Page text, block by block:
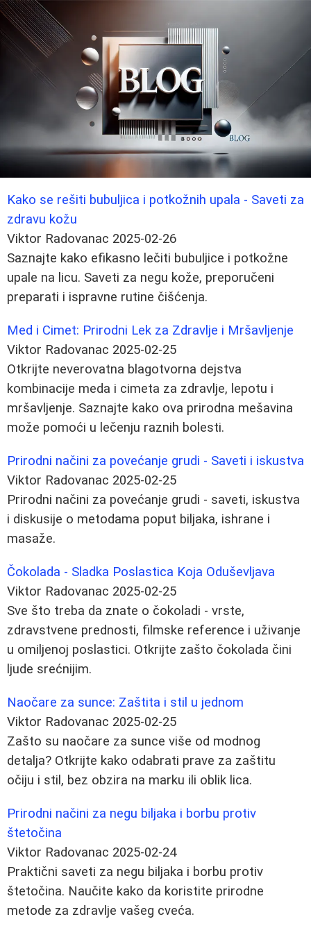
Kako se rešiti bubuljica i potkožnih upala - Saveti za
zdravu kožu
Viktor Radovanac 2025-02-26
Saznajte kako efikasno lečiti bubuljice i potkožne
upale na licu. Saveti za negu kože, preporučeni
preparati i ispravne rutine čišćenja.
Med i Cimet: Prirodni Lek za Zdravlje i Mršavljenje
Viktor Radovanac 2025-02-25
Otkrijte neverovatna blagotvorna dejstva
kombinacije meda i cimeta za zdravlje, lepotu i
mršavljenje. Saznajte kako ova prirodna mešavina
može pomoći u lečenju raznih bolesti.
Prirodni načini za povećanje grudi - Saveti i iskustva
Viktor Radovanac 2025-02-25
Prirodni načini za povećanje grudi - saveti, iskustva
i diskusije o metodama poput biljaka, ishrane i
masaže.
Čokolada - Sladka Poslastica Koja Oduševljava
Viktor Radovanac 2025-02-25
Sve što treba da znate o čokoladi - vrste,
zdravstvene prednosti, filmske reference i uživanje
u omiljenoj poslastici. Otkrijte zašto čokolada čini
ljude srećnijim.
Naočare za sunce: Zaštita i stil u jednom
Viktor Radovanac 2025-02-25
Zašto su naočare za sunce više od modnog
detalja? Otkrijte kako odabrati prave za zaštitu
očiju i stil, bez obzira na marku ili oblik lica.
Prirodni načini za negu biljaka i borbu protiv
štetočina
Viktor Radovanac 2025-02-24
Praktični saveti za negu biljaka i borbu protiv
štetočina. Naučite kako da koristite prirodne
metode za zdravlje vašeg cveća.